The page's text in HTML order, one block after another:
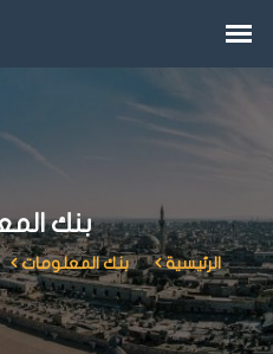
بنك
الرئيسية بنك المعلومات